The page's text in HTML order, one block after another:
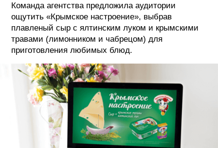
Команда агентства предложила аудитории
ощутить «Крымское настроение», выбрав
плавленый сыр с ялтинским луком и крымскими
травами (лимонником и чабрецом) для
приготовления любимых блюд.